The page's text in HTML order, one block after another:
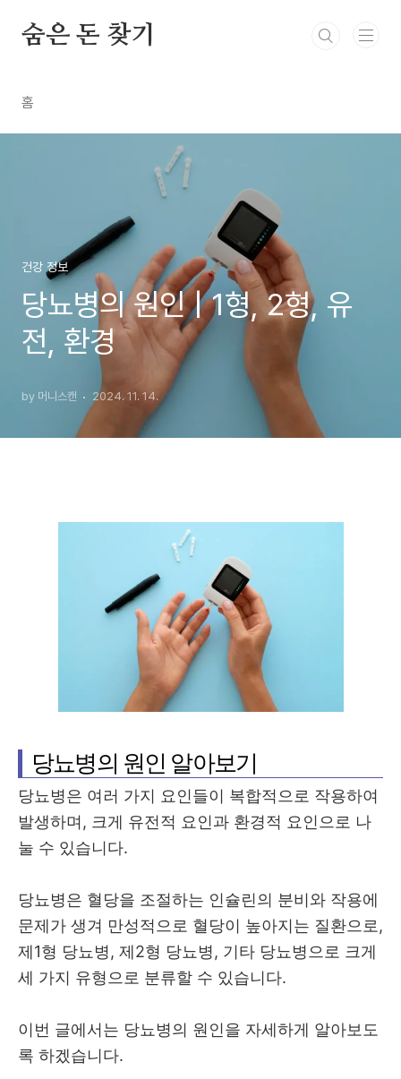
숨은 돈 찾기
홈
건강 정보
당뇨병의 원인 | 1형, 2형, 유
전, 환경
by 머니스캔 2024. 11. 14.
당뇨병의 원인 알아보기
당뇨병은 여러 가지 요인들이 복합적으로 작용하여
발생하며, 크게 유전적 요인과 환경적 요인으로 나
눌 수 있습니다.
당뇨병은 혈당을 조절하는 인슐린의 분비와 작용에
문제가 생겨 만성적으로 혈당이 높아지는 질환으로,
제1형 당뇨병, 제2형 당뇨병, 기타 당뇨병으로 크게
세 가지 유형으로 분류할 수 있습니다.
이번 글에서는 당뇨병의 원인을 자세하게 알아보도
록 하겠습니다.